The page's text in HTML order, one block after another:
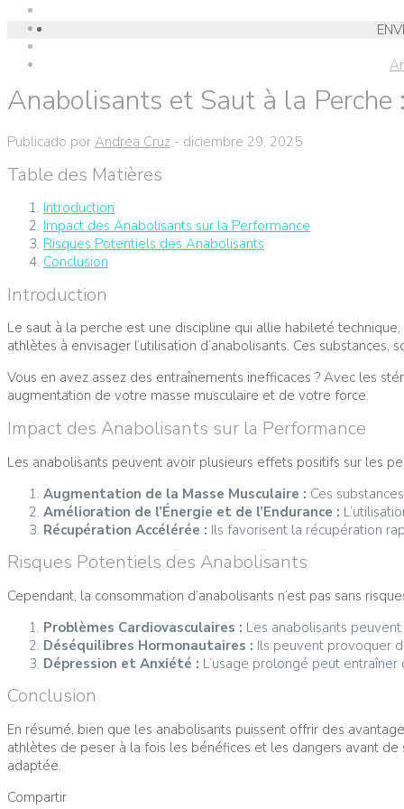
Anabolisants et Saut à la Perche
Publicado por Andrea Cruz - diciembre 29, 2025
Table des Matières
Introduction
Impact des Anabolisants sur la Performance
Risques Potentiels des Anabolisants
Conclusion
Introduction
Le saut à la perche est une discipline qui allie habileté
athlètes à envisager l’utilisation d’anabolisants. Ces
Vous en avez assez des entraînements inefficaces ? Avec les
augmentation de votre masse musculaire et de votre force.
Impact des Anabolisants sur la Performance
Les anabolisants peuvent avoir plusieurs effets positifs sur les
Augmentation de la Masse Musculaire : Ces
Amélioration de l’Énergie et de l’Endurance :
Récupération Accélérée : Ils favorisent la récupération
Risques Potentiels des Anabolisants
Cependant, la consommation d’anabolisants n’est pas sans
Problèmes Cardiovasculaires : Les anabolisants
Déséquilibres Hormonautaires : Ils peuvent provoquer
Dépression et Anxiété : L’usage prolongé peut
Conclusion
En résumé, bien que les anabolisants puissent offrir des
athlètes de peser à la fois les bénéfices et les dangers avant
adaptée.
Compartir